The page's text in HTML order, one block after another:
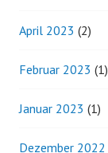
April 2023 (2)
Februar 2023 (1)
Januar 2023 (1)
Dezember 2022